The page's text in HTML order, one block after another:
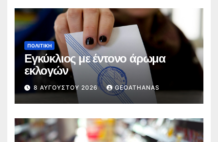
ΠΟΛΙΤΙΚΉ
Εγκύκλιος με έντονο άρωμα
εκλογών
8 ΑΥΓΟΎΣΤΟΥ 2026 GEOATHANAS